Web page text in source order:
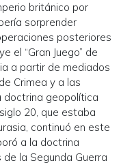
británico por
sorprender
posteriores
el “Gran Juego” de
a partir de mediados
Crimea y a las
doctrina geopolítica
20, que estaba
continuó en este
a la doctrina
la Segunda Guerra